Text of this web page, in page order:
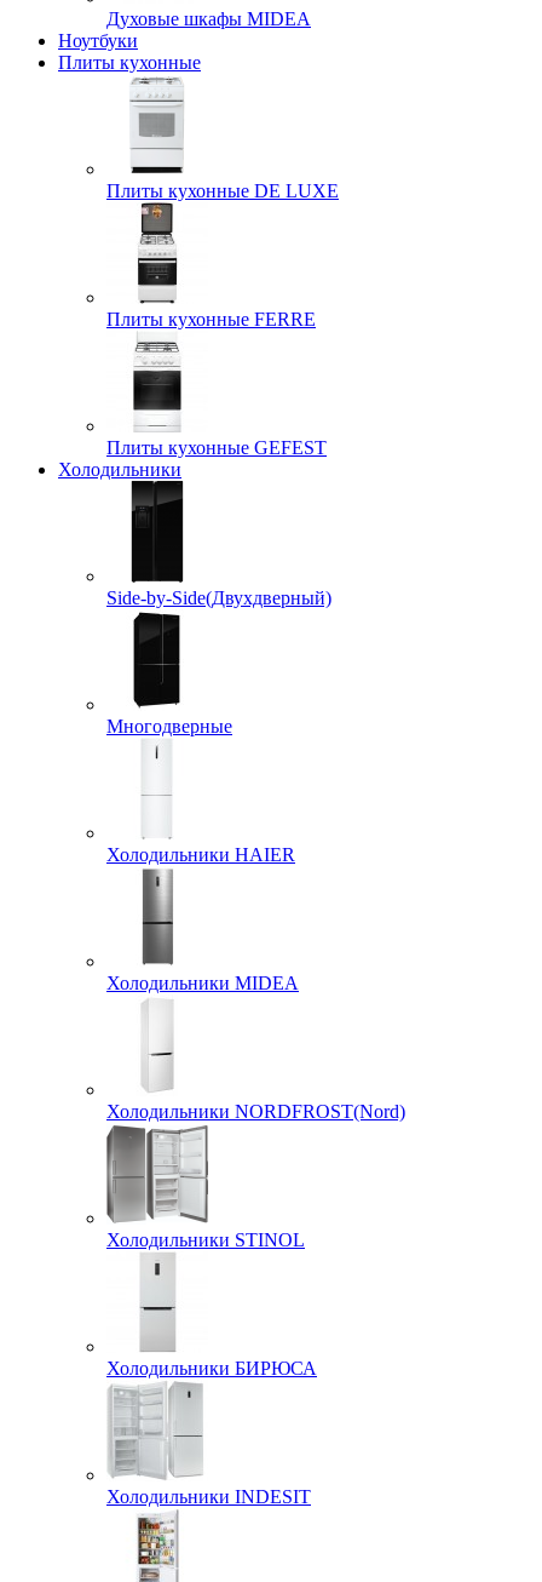
Духовые шкафы MIDEA
Ноутбуки
Плиты кухонные
Плиты кухонные DE LUXE
Плиты кухонные FERRE
Плиты кухонные GEFEST
Холодильники
Side-by-Side(Двухдверный)
Многодверные
Холодильники HAIER
Холодильники MIDEA
Холодильники NORDFROST(Nord)
Холодильники STINOL
Холодильники БИРЮСА
Холодильники INDESIT